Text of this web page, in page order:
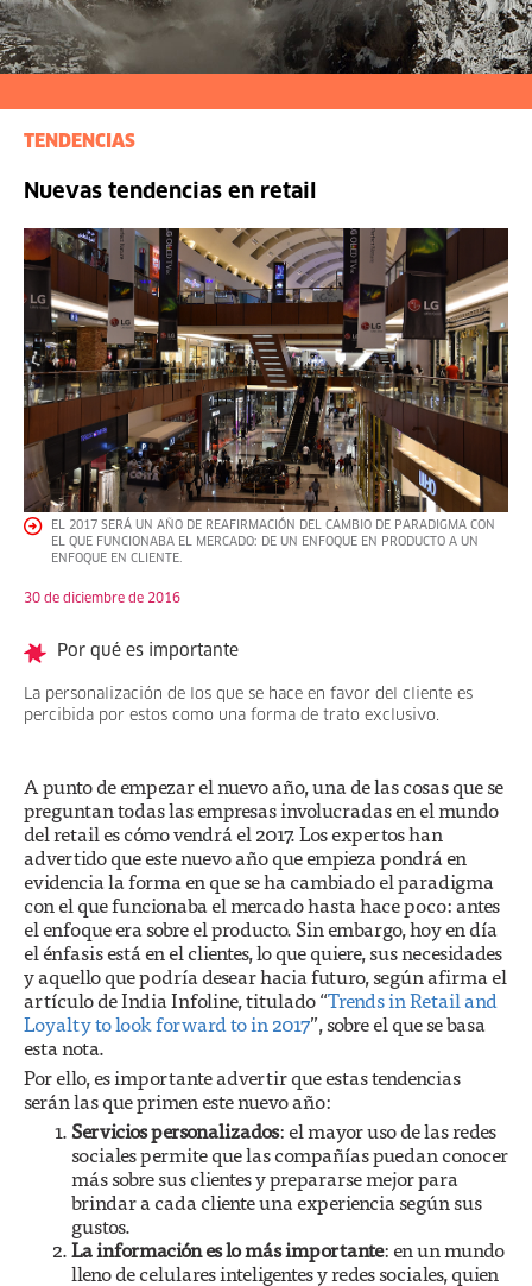
TENDENCIAS
Nuevas tendencias en retail
EL 2017 SERÁ UN AÑO DE REAFIRMACIÓN DEL CAMBIO DE PARADIGMA CON
EL QUE FUNCIONABA EL MERCADO: DE UN ENFOQUE EN PRODUCTO A UN
ENFOQUE EN CLIENTE.
30 de diciembre de 2016
Por qué es importante
La personalización de los que se hace en favor del cliente es
percibida por estos como una forma de trato exclusivo.
A punto de empezar el nuevo año, una de las cosas que se
preguntan todas las empresas involucradas en el mundo
del retail es cómo vendrá el 2017. Los expertos han
advertido que este nuevo año que empieza pondrá en
evidencia la forma en que se ha cambiado el paradigma
con el que funcionaba el mercado hasta hace poco: antes
el enfoque era sobre el producto. Sin embargo, hoy en día
el énfasis está en el clientes, lo que quiere, sus necesidades
y aquello que podría desear hacia futuro, según afirma el
artículo de India Infoline, titulado “Trends in Retail and
Loyalty to look forward to in 2017”, sobre el que se basa
esta nota.
Por ello, es importante advertir que estas tendencias
serán las que primen este nuevo año:
Servicios personalizados: el mayor uso de las redes
sociales permite que las compañías puedan conocer
más sobre sus clientes y prepararse mejor para
brindar a cada cliente una experiencia según sus
gustos.
La información es lo más importante: en un mundo
lleno de celulares inteligentes y redes sociales, quien